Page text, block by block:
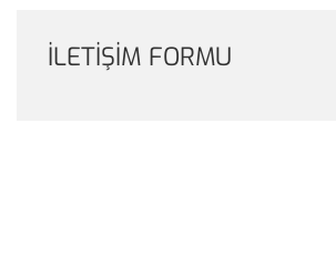
İLETIŞIM FORMU